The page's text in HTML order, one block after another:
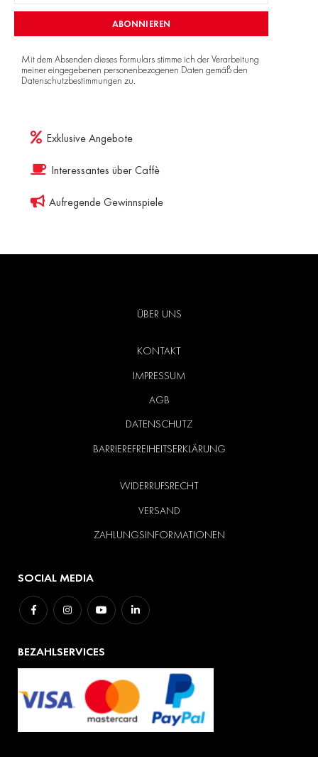
ABONNIEREN
Mit dem Absenden dieses Formulars stimme ich der Verarbeitung
meiner eingegebenen personenbezogenen Daten gemäß den
Datenschutzbestimmungen zu.
Exklusive Angebote
Interessantes über Caffè
Aufregende Gewinnspiele
ÜBER UNS
KONTAKT
IMPRESSUM
AGB
DATENSCHUTZ
BARRIEREFREIHEITSERKLÄRUNG
WIDERRUFSRECHT
VERSAND
ZAHLUNGSINFORMATIONEN
SOCIAL MEDIA
BEZAHLSERVICES